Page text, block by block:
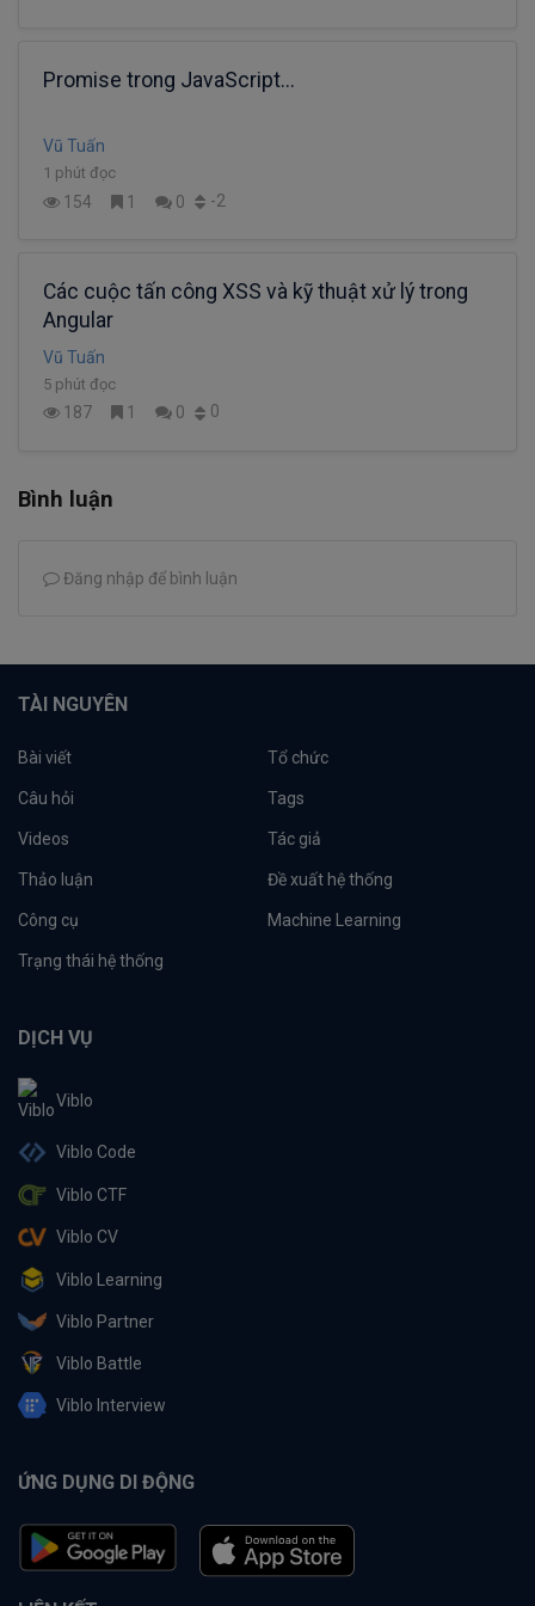
Promise trong JavaScript...
Vũ Tuấn
1 phút đọc
154 1 0 -2
Các cuộc tấn công XSS và kỹ thuật xử lý trong
Angular
Vũ Tuấn
5 phút đọc
187 1 0 0
Bình luận
Đăng nhập để bình luận
TÀI NGUYÊN
Bài viết Tổ chức
Câu hỏi Tags
Videos Tác giả
Thảo luận Đề xuất hệ thống
Công cụ Machine Learning
Trạng thái hệ thống
DỊCH VỤ
Viblo
Viblo Code
Viblo CTF
Viblo CV
Viblo Learning
Viblo Partner
Viblo Battle
Viblo Interview
ỨNG DỤNG DI ĐỘNG